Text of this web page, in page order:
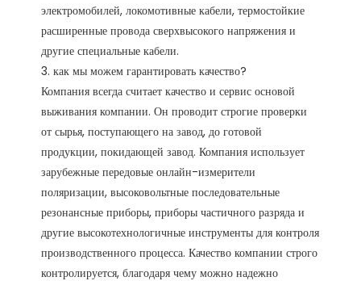
электромобилей, локомотивные кабели, термостойкие
расширенные провода сверхвысокого напряжения и
другие специальные кабели.
3. как мы можем гарантировать качество?
Компания всегда считает качество и сервис основой
выживания компании. Он проводит строгие проверки
от сырья, поступающего на завод, до готовой
продукции, покидающей завод. Компания использует
зарубежные передовые онлайн-измерители
поляризации, высоковольтные последовательные
резонансные приборы, приборы частичного разряда и
другие высокотехнологичные инструменты для контроля
производственного процесса. Качество компании строго
контролируется, благодаря чему можно надежно